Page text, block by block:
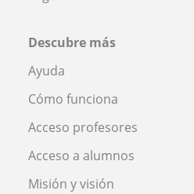
Descubre más
Ayuda
Cómo funciona
Acceso profesores
Acceso a alumnos
Misión y visión